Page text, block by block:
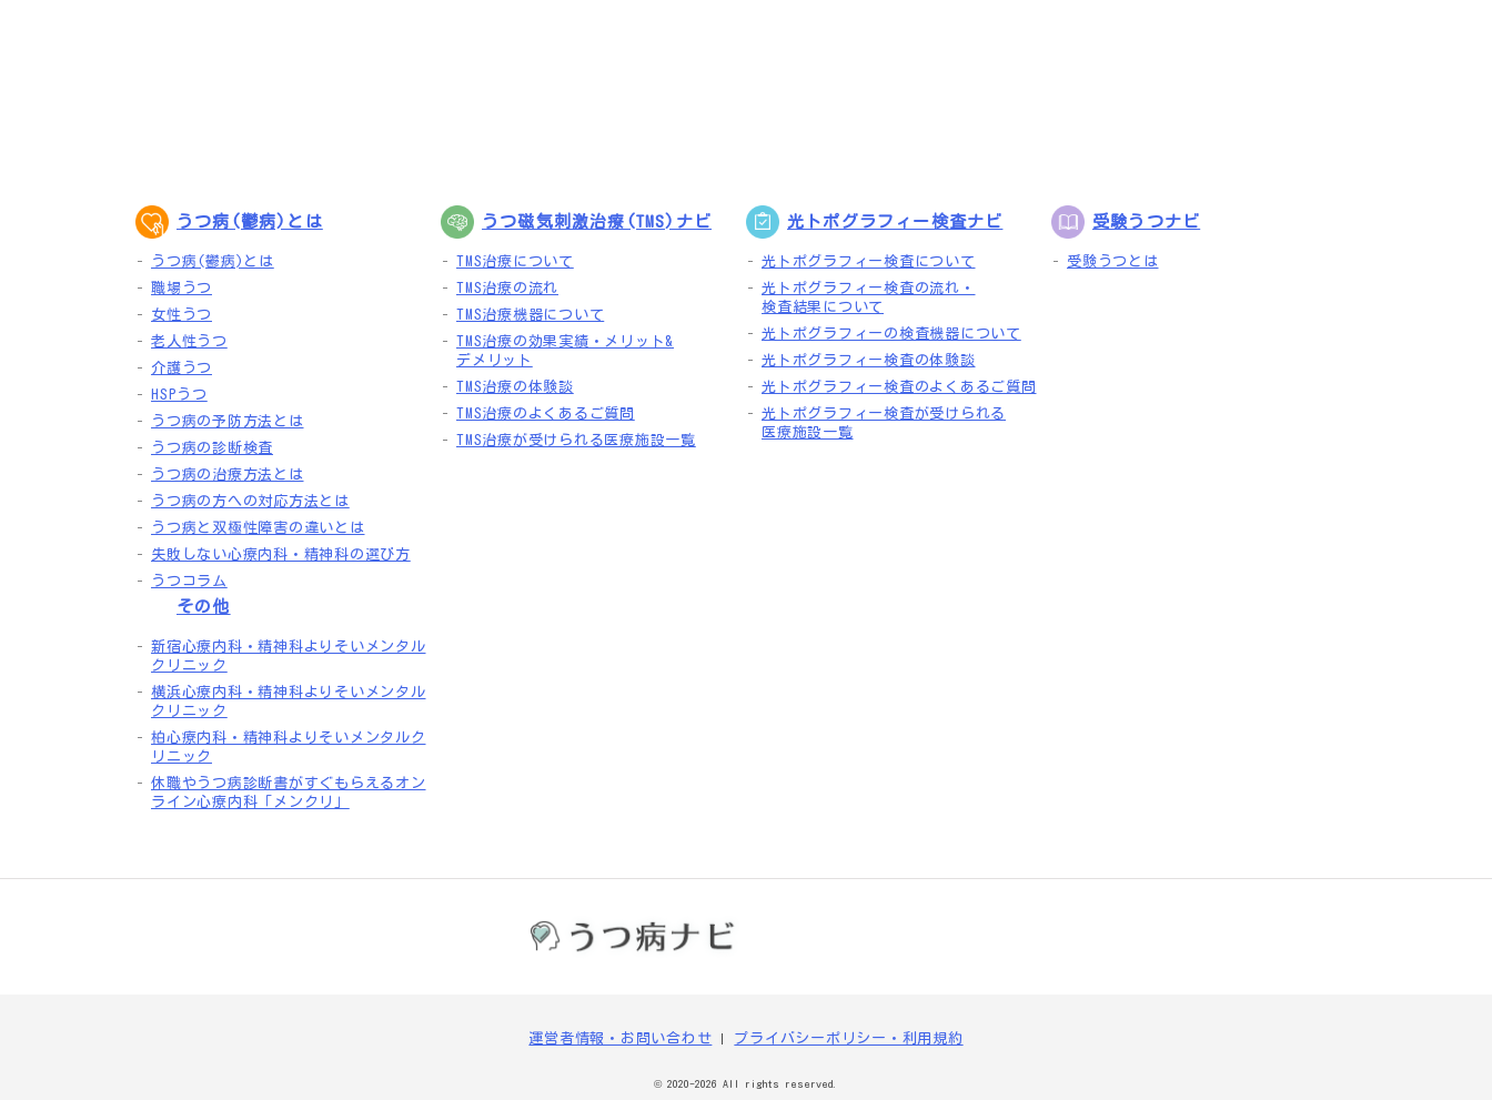
うつ病(鬱病)とは
うつ病(鬱病)とは
職場うつ
女性うつ
老人性うつ
介護うつ
HSPうつ
うつ病の予防方法とは
うつ病の診断検査
うつ病の治療方法とは
うつ病の方への対応方法とは
うつ病と双極性障害の違いとは
失敗しない心療内科・精神科の選び方
うつコラム
うつ磁気刺激治療(TMS)ナビ
TMS治療について
TMS治療の流れ
TMS治療機器について
TMS治療の効果実績・メリット&
デメリット
TMS治療の体験談
TMS治療のよくあるご質問
TMS治療が受けられる医療施設一覧
光トポグラフィー検査ナビ
光トポグラフィー検査について
光トポグラフィー検査の流れ・
検査結果について
光トポグラフィーの検査機器について
光トポグラフィー検査の体験談
光トポグラフィー検査のよくあるご質問
光トポグラフィー検査が受けられる
医療施設一覧
受験うつナビ
受験うつとは
その他
新宿心療内科・精神科よりそいメンタル
クリニック
横浜心療内科・精神科よりそいメンタル
クリニック
柏心療内科・精神科よりそいメンタルク
リニック
休職やうつ病診断書がすぐもらえるオン
ライン心療内科「メンクリ」
運営者情報・お問い合わせ プライバシーポリシー・利用規約
© 2020-2026 All rights reserved.